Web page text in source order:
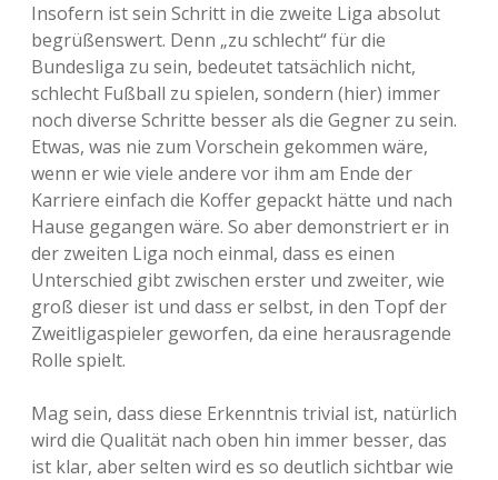
Insofern ist sein Schritt in die zweite Liga absolut
begrüßenswert. Denn „zu schlecht“ für die
Bundesliga zu sein, bedeutet tatsächlich nicht,
schlecht Fußball zu spielen, sondern (hier) immer
noch diverse Schritte besser als die Gegner zu sein.
Etwas, was nie zum Vorschein gekommen wäre,
wenn er wie viele andere vor ihm am Ende der
Karriere einfach die Koffer gepackt hätte und nach
Hause gegangen wäre. So aber demonstriert er in
der zweiten Liga noch einmal, dass es einen
Unterschied gibt zwischen erster und zweiter, wie
groß dieser ist und dass er selbst, in den Topf der
Zweitligaspieler geworfen, da eine herausragende
Rolle spielt.
Mag sein, dass diese Erkenntnis trivial ist, natürlich
wird die Qualität nach oben hin immer besser, das
ist klar, aber selten wird es so deutlich sichtbar wie